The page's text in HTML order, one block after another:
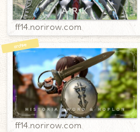
ff14.norirow.com
ff14.norirow.com